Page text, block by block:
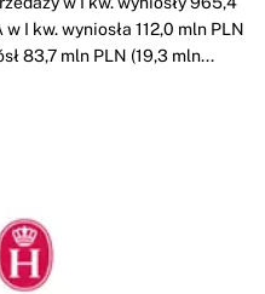
I kw. wyniosła 112,0 mln PLN
83,7 mln PLN (19,3 mln...